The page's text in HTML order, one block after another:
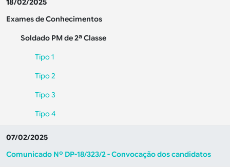
18/02/2025
Exames de Conhecimentos
Soldado PM de 2ª Classe
Tipo 1
Tipo 2
Tipo 3
Tipo 4
07/02/2025
Comunicado Nº DP-18/323/2 - Convocação dos candidatos